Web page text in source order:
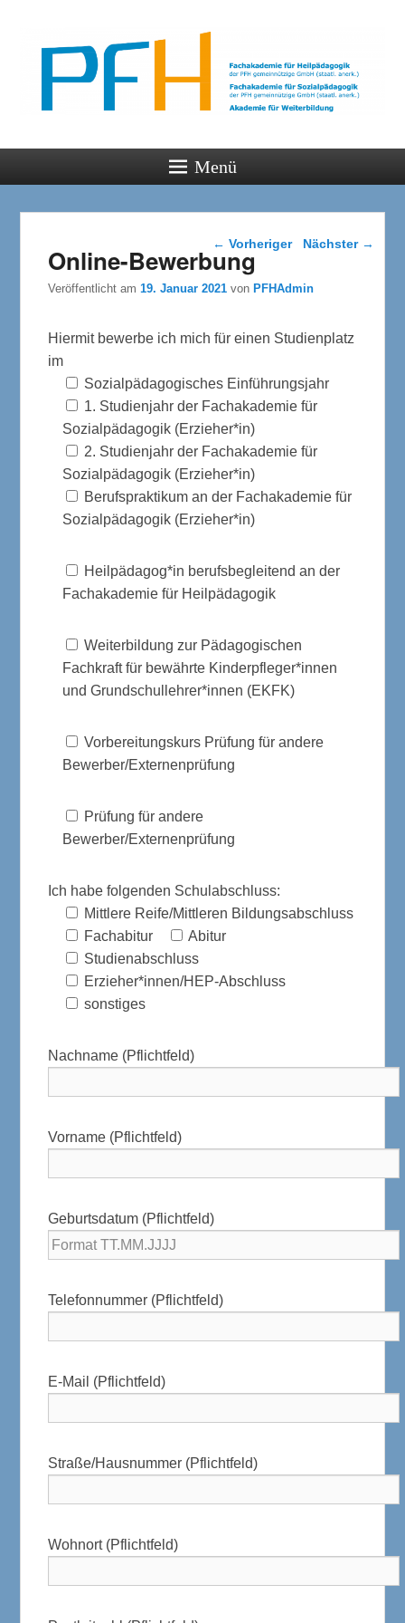
PFH
Gemeinsam wachsen
Menü
Beitragsnavigation
← Vorheriger Nächster →
Online-Bewerbung
Veröffentlicht am19. Januar 2021 von PFHAdmin
Hiermit bewerbe ich mich für einen Studienplatz
im
Sozialpädagogisches Einführungsjahr
1. Studienjahr der Fachakademie für
Sozialpädagogik (Erzieher*in)
2. Studienjahr der Fachakademie für
Sozialpädagogik (Erzieher*in)
Berufspraktikum an der Fachakademie für
Sozialpädagogik (Erzieher*in)
Heilpädagog*in berufsbegleitend an der
Fachakademie für Heilpädagogik
Weiterbildung zur Pädagogischen
Fachkraft für bewährte Kinderpfleger*innen
und Grundschullehrer*innen (EKFK)
Vorbereitungskurs Prüfung für andere
Bewerber/Externenprüfung
Prüfung für andere
Bewerber/Externenprüfung
Ich habe folgenden Schulabschluss:
Mittlere Reife/Mittleren Bildungsabschluss
Fachabitur
Abitur
Studienabschluss
Erzieher*innen/HEP-Abschluss
sonstiges
Nachname (Pflichtfeld)
Vorname (Pflichtfeld)
Geburtsdatum (Pflichtfeld)
Telefonnummer (Pflichtfeld)
E-Mail (Pflichtfeld)
Straße/Hausnummer (Pflichtfeld)
Wohnort (Pflichtfeld)